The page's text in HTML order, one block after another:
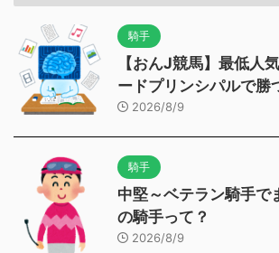
騎手
【おんJ競馬】最低人
ードプリンシパルで勝
2026/8/9
騎手
中堅～ベテラン騎手で
の騎手って？
2026/8/9